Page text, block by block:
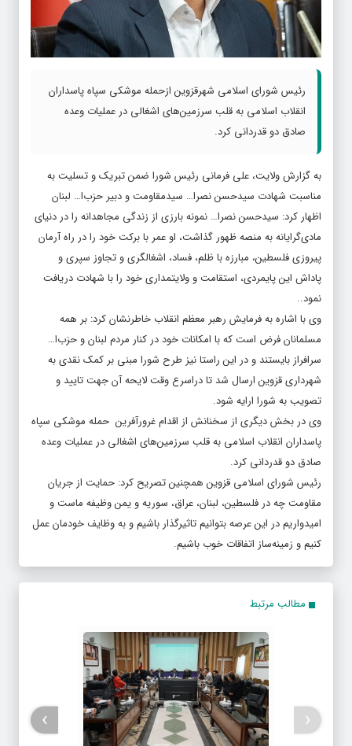
رئیس شورای اسلامی شهرقزوین ازحمله موشکی سپاه پاسداران
انقلاب اسلامی به قلب سرزمین‌های اشغالی در عملیات وعده
صادق دو قدردانی کرد.
به گزارش ولایت، علی فرمانی رئیس شورا ضمن تبریک و تسلیت به
مناسبت شهادت سیدحسن نصرا… سیدمقاومت و دبیر حزب‌ا… لبنان
اظهار کرد: سیدحسن نصرا… نمونه بارزی از زندگی مجاهدانه را در دنیای
مادی‌گرایانه به منصه ظهور گذاشت، او عمر با برکت خود را در راه آرمان
پیروزی فلسطین، مبارزه با ظلم، فساد، اشغالگری و تجاوز سپری و
پاداش این پایمردی، استقامت و ولایتمداری خود را با شهادت دریافت
نمود..
وی با اشاره به فرمایش رهبر معظم انقلاب خاطرنشان کرد: بر همه‌
مسلمانان فرض است که با امکانات خود در کنار مردم لبنان و حزب‌ا…
سرافراز بایستند و در این راستا نیز طرح شورا مبنی بر کمک نقدی به
شهرداری قزوین ارسال شد تا دراسرع وقت لایحه آن جهت تایید و
تصویب به شورا ارایه شود.
وی در بخش دیگری از سخنانش از اقدام غرورآفرین حمله موشکی سپاه
پاسداران انقلاب اسلامی به قلب سرزمین‌های اشغالی در عملیات وعده
صادق دو قدردانی کرد.
رئیس شورای اسلامی قزوین همچنین تصریح کرد: حمایت از جریان
مقاومت چه در فلسطین، لبنان، عراق، سوریه و یمن وظیفه ماست و
امیدواریم در این عرصه بتوانیم تاثیرگذار باشیم و به وظایف خودمان عمل
کنیم و زمینه‌ساز اتفاقات خوب باشیم.
مطالب مرتبط
‹
›